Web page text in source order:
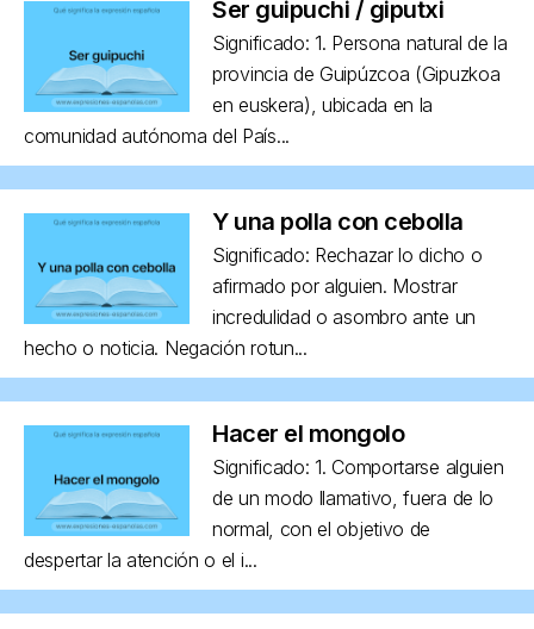
Ser guipuchi / giputxi
Significado: 1. Persona natural de la
provincia de Guipúzcoa (Gipuzkoa
en euskera), ubicada en la
comunidad autónoma del País...
Y una polla con cebolla
Significado: Rechazar lo dicho o
afirmado por alguien. Mostrar
incredulidad o asombro ante un
hecho o noticia. Negación rotun...
Hacer el mongolo
Significado: 1. Comportarse alguien
de un modo llamativo, fuera de lo
normal, con el objetivo de
despertar la atención o el i...